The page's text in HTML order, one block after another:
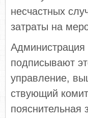
несчастных
затраты на
подписывают
управление,
ствующий
пояснительная